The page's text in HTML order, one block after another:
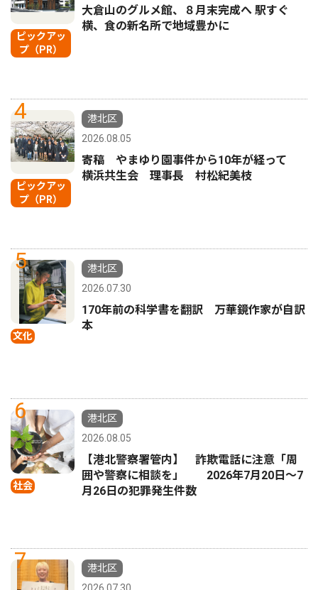
ピックアッ
プ（PR）
大倉山のグルメ館、８月末完成へ 駅すぐ
横、食の新名所で地域豊かに
4
ピックアッ
プ（PR）
港北区
2026.08.05
寄稿 やまゆり園事件から10年が経って
横浜共生会 理事長 村松紀美枝
5
文化
港北区
2026.07.30
170年前の科学書を翻訳 万華鏡作家が自訳
本
6
社会
港北区
2026.08.05
【港北警察署管内】 詐欺電話に注意「周
囲や警察に相談を」 2026年7月20日〜7
月26日の犯罪発生件数
7
港北区
2026.07.30